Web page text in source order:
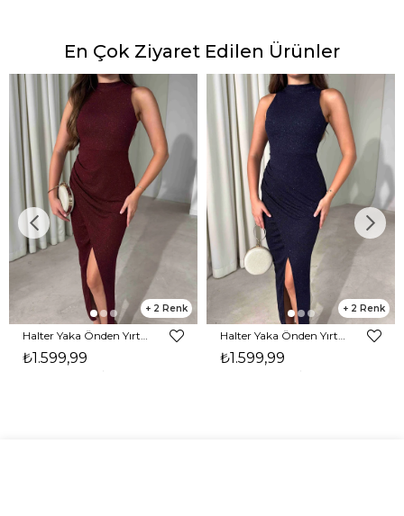
En Çok Ziyaret Edilen Ürünler
2
₺1.599,99
2
₺1.599,99